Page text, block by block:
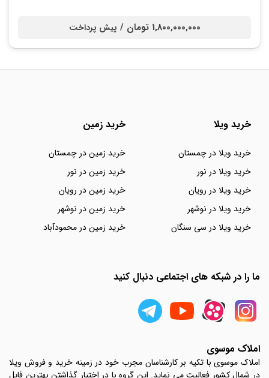
1,800,000,000 تومان / پیش پرداخت
خرید ویلا
خرید ویلا در چمستان
خرید ویلا در نور
خرید ویلا در رویان
خرید ویلا در نوشهر
خرید ویلا در سی سنگان
خرید زمین
خرید زمین در چمستان
خرید زمین در نور
خرید زمین در رویان
خرید زمین در نوشهر
خرید زمین در محمودآباد
ما را در شبکه های اجتماعی دنبال کنید
املاک موسوی
املاک موسوی با تکیه بر کارشناسان مجرب خود در زمینه خرید و فروش ویلا
در شمال کشور فعالیت می نماید. این گروه با در اختیار گذاشتن بهترین فایل